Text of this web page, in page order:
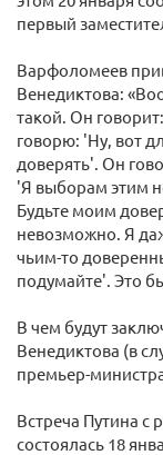
первый
Варфоломеев
Венедиктова:
такой. Он
говорю: 'Ну, вот
доверять'. Он
'Я выборам этим
Будьте моим
невозможно. Я
чьим-то
подумайте'. Это
В чем будут
Венедиктова (в
премьер-
Встреча Путина с
состоялась 18